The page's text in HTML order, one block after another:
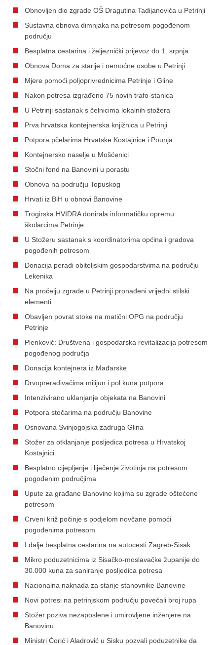
Obnovljen dio zgrade OŠ Dragutina Tadijanovića u Petrinji
Sustavna obnova dimnjaka na potresom pogođenom
području
Besplatna cestarina i željeznički prijevoz do 1. srpnja
Obnova Doma za starije i nemoćne osobe u Petrinji
Mjere pomoći poljoprivrednicima Petrinje i Gline
Nakon potresa izgrađeno 75 novih trafo-stanica
U Petrinji sastanak s čelnicima lokalnih stožera
Prva hrvatska kontejnerska knjižnica u Petrinji
Potpora pčelarima Hrvatske Kostajnice i Pounja
Kontejnersko naselje u Mošćenici
Stočni fond na Banovini u porastu
Obnova na području Topuskog
Hrvati iz BiH u obnovi Banovine
Trogirska HVIDRA donirala informatičku opremu
školarcima Petrinje
U Stožeru sastanak s koordinatorima općina i gradova
pogođenih potresom
Donacija peradi obiteljskim gospodarstvima na području
Lekenika
Na pročelju zgrade u Petrinji pronađeni vrijedni stilski
elementi
Obavljen povrat stoke na matični OPG na području
Petrinje
Plenković: Društvena i gospodarska revitalizacija potresom
pogođenog područja
Donacija kontejnera iz Mađarske
Drvoprerađivačima milijun i pol kuna potpora
Intenzivirano uklanjanje objekata na Banovini
Potpora stočarima na području Banovine
Osnovana Svinjogojska zadruga Glina
Stožer za otklanjanje posljedica potresa u Hrvatskoj
Kostajnici
Besplatno cijepljenje i liječenje životinja na potresom
pogođenim područjima
Upute za građane Banovine kojima su zgrade oštećene
potresom
Crveni križ počinje s podjelom novčane pomoći
pogođenima potresom
I dalje besplatna cestarina na autocesti Zagreb-Sisak
Mikro poduzetnicima iz Sisačko-moslavačke županije do
30.000 kuna za saniranje posljedica potresa
Nacionalna naknada za starije stanovnike Banovine
Novi potresi na petrinjskom području povećali broj rupa
Stožer poziva nezaposlene i umirovljene inženjere na
Banovinu
Ministri Ćorić i Aladrović u Sisku pozvali poduzetnike da